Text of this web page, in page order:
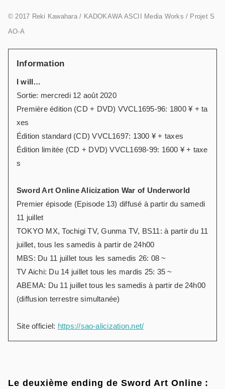
© 2017 Reki Kawahara / KADOKAWA ASCII Media Works / Projet S
AO-A
Information
I will…
Sortie: mercredi 12 août 2020
Première édition (CD + DVD) VVCL1695-96: 1800 ¥ + ta
xes
Édition standard (CD) VVCL1697: 1300 ¥ + taxes
Édition limitée (CD + DVD) VVCL1698-99: 1600 ¥ + taxe
s
Sword Art Online Alicization War of Underworld
Premier épisode (Episode 13) diffusé à partir du samedi
11 juillet
TOKYO MX, Tochigi TV, Gunma TV, BS11: à partir du 11
juillet, tous les samedis à partir de 24h00
MBS: Du 11 juillet tous les samedis 26: 08 ~
TV Aichi: Du 14 juillet tous les mardis 25: 35 ~
ABEMA: Du 11 juillet tous les samedis à partir de 24h00
(diffusion terrestre simultanée)
Site officiel: https://sao-alicization.net/
Le deuxième ending de Sword Art Online :